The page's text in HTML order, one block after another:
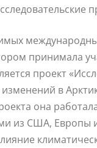
принимала
проект
в
она
из США, Европы